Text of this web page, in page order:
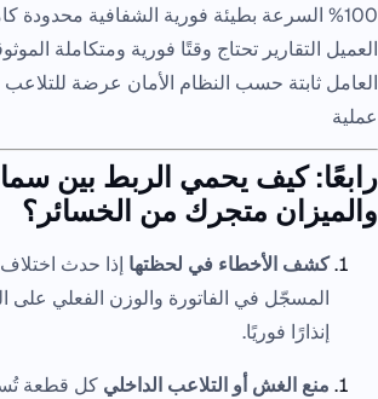
100% السرعة بطيئة فورية الشفافية محدودة
العميل التقارير تحتاج وقتًا فورية ومتكاملة
العامل ثابتة حسب النظام الأمان عرضة
عملية
والميزان متجرك من الخسائر؟
كشف الأخطاء في لحظتها إذا حدث
المسجّل في الفاتورة والوزن الفعلي على
إنذارًا فوريًا.
منع الغش أو التلاعب الداخلي كل قطعة